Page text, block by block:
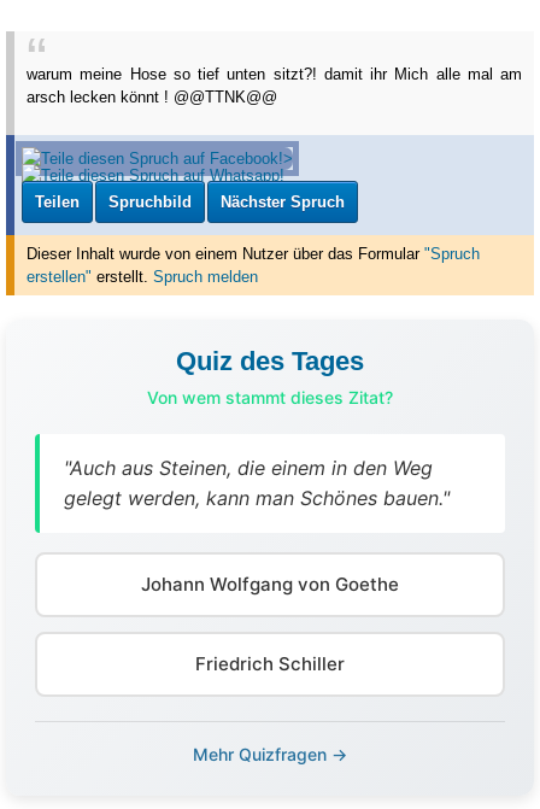
warum meine Hose so tief unten sitzt?! damit ihr Mich alle mal am
arsch lecken könnt ! @@TTNK@@
Teilen Spruchbild Nächster Spruch
Dieser Inhalt wurde von einem Nutzer über das Formular "Spruch
erstellen" erstellt. Spruch melden
Quiz des Tages
Von wem stammt dieses Zitat?
"Auch aus Steinen, die einem in den Weg
gelegt werden, kann man Schönes bauen."
Johann Wolfgang von Goethe
Friedrich Schiller
Mehr Quizfragen →